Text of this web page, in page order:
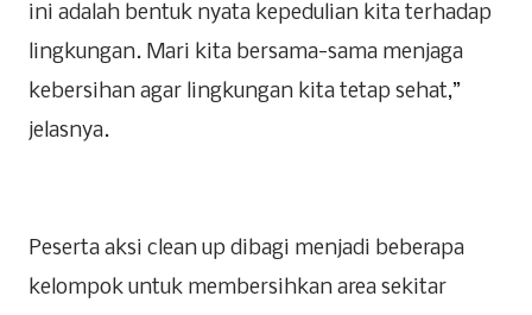
ini adalah bentuk nyata kepedulian kita terhadap
lingkungan. Mari kita bersama-sama menjaga
kebersihan agar lingkungan kita tetap sehat,”
jelasnya.
Peserta aksi clean up dibagi menjadi beberapa
kelompok untuk membersihkan area sekitar